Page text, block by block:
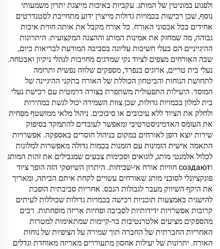
ולפגוע במוניטין של המותג. עקביות באיכות מייצגת יתרון משמעותי
נוסף, שכן רכישות בכמויות גדולות מייצרן ידוע מתחייבת לסטנדרטים
אחידים בכל אכסוני האורח. כל אורח מקבל את אותה חווית איכות
גבוהה, מה שמחזק את אמינות המותג וההצגה המקצועית. היתרונות
ההיגייניים הם בעלי חשיבות עליונה בסביבה המודעת לבריאות כיום,
שבה האורחים מצפים לציוד נקי שמדגים מחויבות לנהלי ניקיון ואבטחה.
נעלי בית טריים, ארוגים בנפרד, מספקים שלווה נפשית ותרומה
לתחושת הנוחות והביטחון הכוללת של האורח בתקני ההיגיינה של
המוסד. היעילות התפעולית משתפרת בצורה דרמטית עם רכישת נעלי
בית למלון בכמויות גדולות, שכן צוות השמירה יכול לגשת במהירות
ולחלק את הציוד ללא עיכובים או סיבוכים. ניהול מלאי ממושטף מפחית
את העומס האדמיניסטרטיבי ומאפשר לעובדים להתמקד בסיפוק
שירות יוצא דופן לאורחים במקום בניהול חוסרים באספקה. אפשרויות
התאמה אישית הזמינות עם הזמנות בכמות גדולה מאפשרות למלונות
לכלול אלמנטי מותג, לוגואים וסכימות צבעים שמגבילים את זהות המותג
וсоздают חוויות אורח אי-שכיחות. היתרון השיוoקי הזה הופך ציוד
פונקציונלי לסוכני מותג שאורחים עשויים לקחת איתם הביתה, ומאריך
את היקף השיווק מעבר לגבולות הנכס. אחריות סביבתית הופכת
להישגית באמצעות תוכניות רכישה בכמויות גדולות שכוללות לעיתים
קרובות אפשרויות ידידותיות לסביבה ופחיות אריזה מופחתות. רבים
מהספקים מציעים אלטרנטיבות בר-קיימות שמתאימות למטרות
האחריות החברתית של החברה תוך שמירה על הציפיות של נוחות
האורח. יתרונות של יעילות אחסון מתעוררים מאריזה מאוחדת וגדלים